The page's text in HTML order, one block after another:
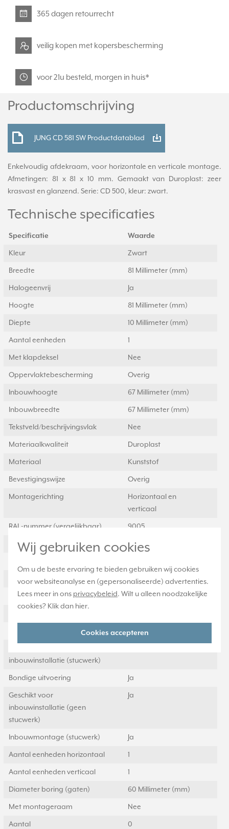
Wij gebruiken cookies
Om u de beste ervaring te bieden gebruiken wij cookies
voor websiteanalyse en (gepersonaliseerde) advertenties.
Lees meer in ons privacybeleid. Wilt u alleen noodzakelijke
cookies? Klik dan hier.
Cookies accepteren
365 dagen retourrecht
veilig kopen met kopersbescherming
voor 21u besteld, morgen in huis*
Productomschrijving
JUNG CD 581 SW Productdatablad
Enkelvoudig afdekraam, voor horizontale en verticale montage.
Afmetingen: 81 x 81 x 10 mm. Gemaakt van Duroplast: zeer
krasvast en glanzend. Serie: CD 500, kleur: zwart.
Technische specificaties
Specificatie Waarde
Kleur Zwart
Breedte 81 Millimeter (mm)
Halogeenvrij Ja
Hoogte 81 Millimeter (mm)
Diepte 10 Millimeter (mm)
Aantal eenheden 1
Met klapdeksel Nee
Oppervlaktebescherming Overig
Inbouwhoogte 67 Millimeter (mm)
Inbouwbreedte 67 Millimeter (mm)
Tekstveld/beschrijvingsvlak Nee
Materiaalkwaliteit Duroplast
Materiaal Kunststof
Bevestigingswijze Overig
Montagerichting
Horizontaal en
verticaal
RAL-nummer (vergelijkbaar) 9005
Slagvastheid IK00
Geschikt voor vloerpot Nee
Transparant Nee
Geschikt voor wandgoot Ja
inbouwinstallatie (stucwerk)
Bondige uitvoering Ja
Geschikt voor
inbouwinstallatie (geen
stucwerk)
Ja
Inbouwmontage (stucwerk) Ja
Aantal eenheden horizontaal 1
Aantal eenheden verticaal 1
Diameter boring (gaten) 60 Millimeter (mm)
Met montageraam Nee
Aantal
0